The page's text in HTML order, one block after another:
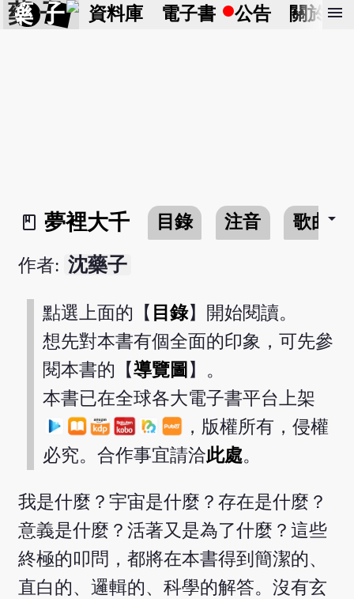
藥 子 資料庫 電子書 公告 關於 menu
book_2
夢裡大千 目錄 注音 歌曲點
arrow_drop_down
作者: 沈藥子
點選上面的【 目錄】開始閱讀。
想先對本書有個全面的印象，可先參
閱本書的【導覽圖 】。
本書已在全球各大電子書平台上架
，版權所有，侵權
必究。合作事宜請洽此處。
我是什麼？宇宙是什麼？存在是什麼？
意義是什麼？活著又是為了什麼？這些
終極的叩問，都將在本書得到簡潔的、
直白的、邏輯的、科學的解答。沒有玄